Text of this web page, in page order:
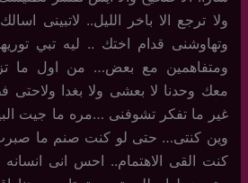
ولا ترجع الا باخر الليل.. لاتبينى
وتهاوشنى قدام اختك .. ليه تبي
ومتفاهمين مع بعض… من اول ما
معك وحدنا لا بعشى ولا بغدا
غير ما تفكر تشوفنى …مره ما جيت
وين كنتى… حتى لو كنت صنم ما
كنت القى الاهتمام.. احس انى انسانه